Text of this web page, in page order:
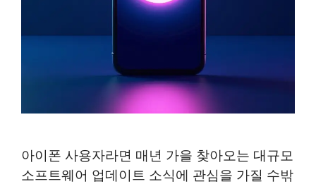
아이폰 사용자라면 매년 가을 찾아오는 대규모
소프트웨어 업데이트 소식에 관심을 가질 수밖